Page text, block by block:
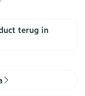
terug in